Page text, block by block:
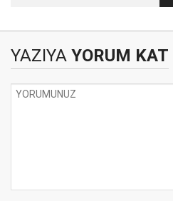
YAZIYA YORUM KAT